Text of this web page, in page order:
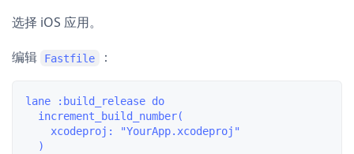
选择 iOS 应用。
编辑
Fastfile ：
lane :build_release do
  increment_build_number(
    xcodeproj: "YourApp.xcodeproj"
  )